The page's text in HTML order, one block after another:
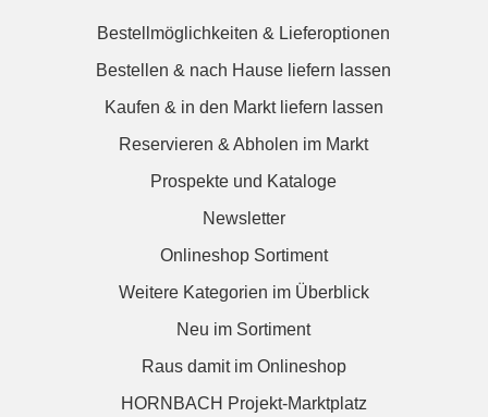
Bestellmöglichkeiten & Lieferoptionen
Bestellen & nach Hause liefern lassen
Kaufen & in den Markt liefern lassen
Reservieren & Abholen im Markt
Prospekte und Kataloge
Newsletter
Onlineshop Sortiment
Weitere Kategorien im Überblick
Neu im Sortiment
Raus damit im Onlineshop
HORNBACH Projekt-Marktplatz